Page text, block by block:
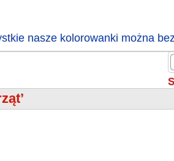
nasze kolorowanki można